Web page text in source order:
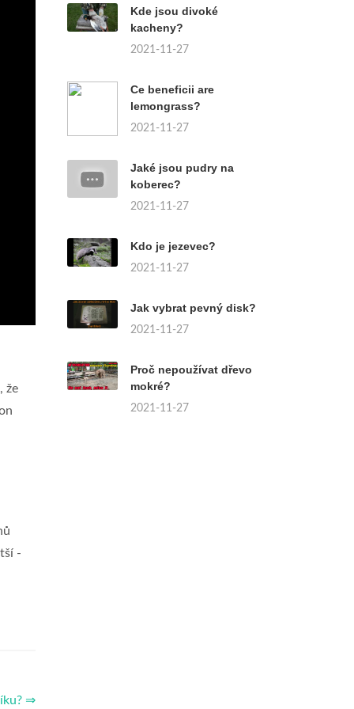
že
-
⇒
Kde jsou divoké
kacheny?
2021-11-27
Ce beneficii are
lemongrass?
2021-11-27
Jaké jsou pudry na
koberec?
2021-11-27
Kdo je jezevec?
2021-11-27
Jak vybrat pevný disk?
2021-11-27
Proč nepoužívat dřevo
mokré?
2021-11-27